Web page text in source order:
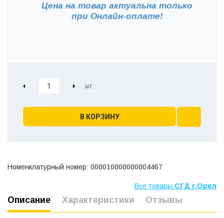
Цена на товар актуальна только
при Онлайн-оплате!
В КОРЗИНУ
Номенклатурный номер: 000010000000004467
Все товары СГД г.Орел
Описание Характеристики Отзывы